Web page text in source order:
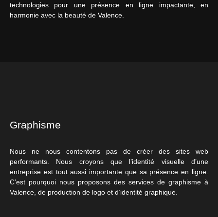
technologies pour une présence en ligne impactante, en
harmonie avec la beauté de Valence.
Graphisme
Nous ne nous contentons pas de créer des sites web
performants. Nous croyons que l’identité visuelle d’une
entreprise est tout aussi importante que sa présence en ligne.
C’est pourquoi nous proposons des services de graphisme à
Valence, de production de logo et d’identité graphique.